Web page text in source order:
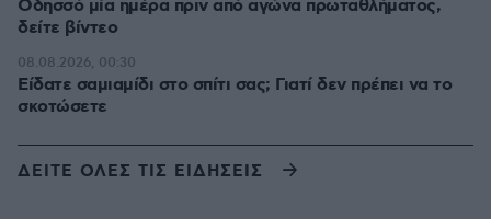
Οδησσό μία ημέρα πριν από αγώνα πρωταθλήματος,
δείτε βίντεο
Είδατε σαμιαμίδι στο σπίτι σας; Γιατί δεν πρέπει να το
σκοτώσετε
08.08.2026, 00:30
ΔΕΙΤΕ ΟΛΕΣ ΤΙΣ ΕΙΔΗΣΕΙΣ